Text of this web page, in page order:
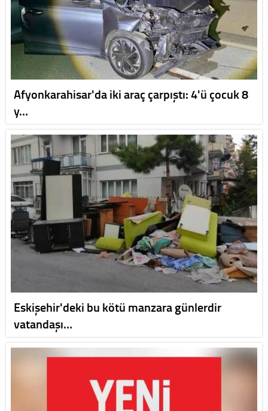
Afyonkarahisar'da iki araç çarpıştı: 4'ü çocuk 8
y…
Eskişehir'deki bu kötü manzara günlerdir
vatandaşı…